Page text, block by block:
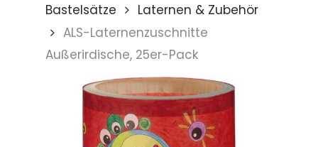
Bastelsätze
Laternen & Zubehör
ALS-Laternenzuschnitte
Außerirdische, 25er-Pack